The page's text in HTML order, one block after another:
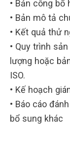
• Bản công bố
• Bản mô tả
• Kết quả thử
• Quy trình
lượng hoặc
ISO.
• Kế hoạch
• Báo cáo
bổ sung khác